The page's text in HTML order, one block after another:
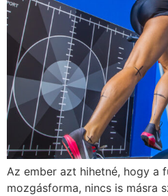
Az ember azt hihetné, hogy a
mozgásforma, nincs is másra